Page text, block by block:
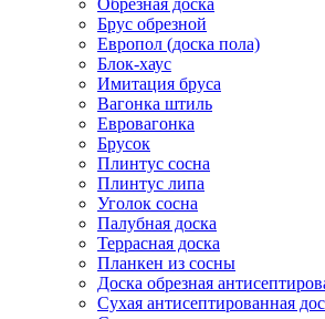
Обрезная доска
Брус обрезной
Европол (доска пола)
Блок-хаус
Имитация бруса
Вагонка штиль
Евровагонка
Брусок
Плинтус сосна
Плинтус липа
Уголок сосна
Палубная доска
Террасная доска
Планкен из сосны
Доска обрезная
Сухая антисептированная